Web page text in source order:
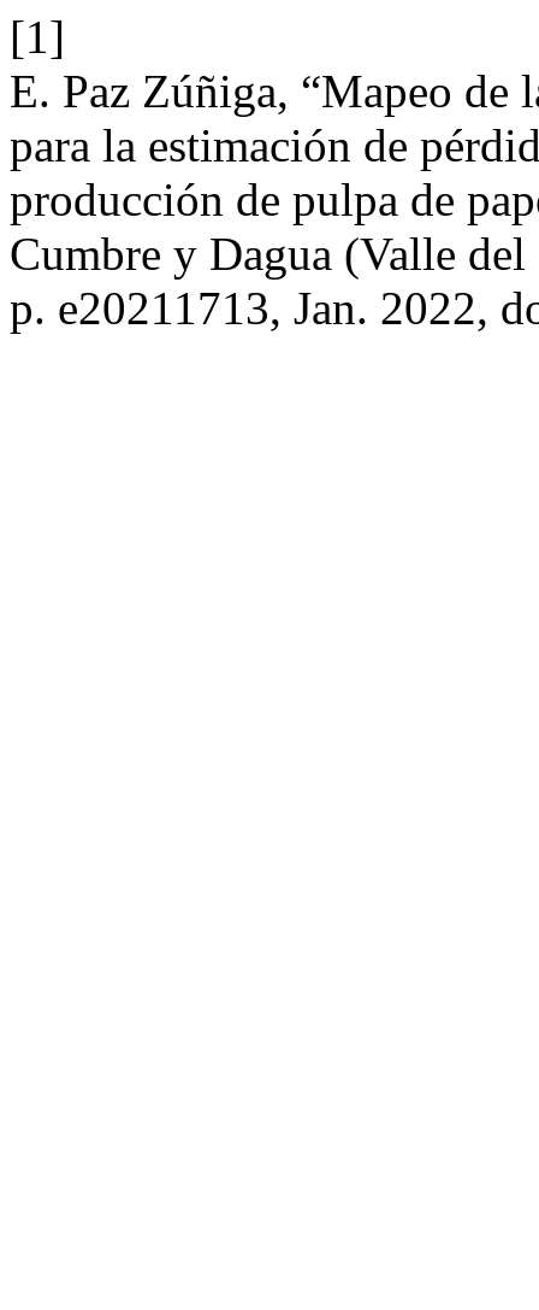
[1]
E. Paz Zúñiga, “Mapeo
para la estimación de
producción de pulpa de
Cumbre y Dagua (Valle
p. e20211713, Jan. 2022,